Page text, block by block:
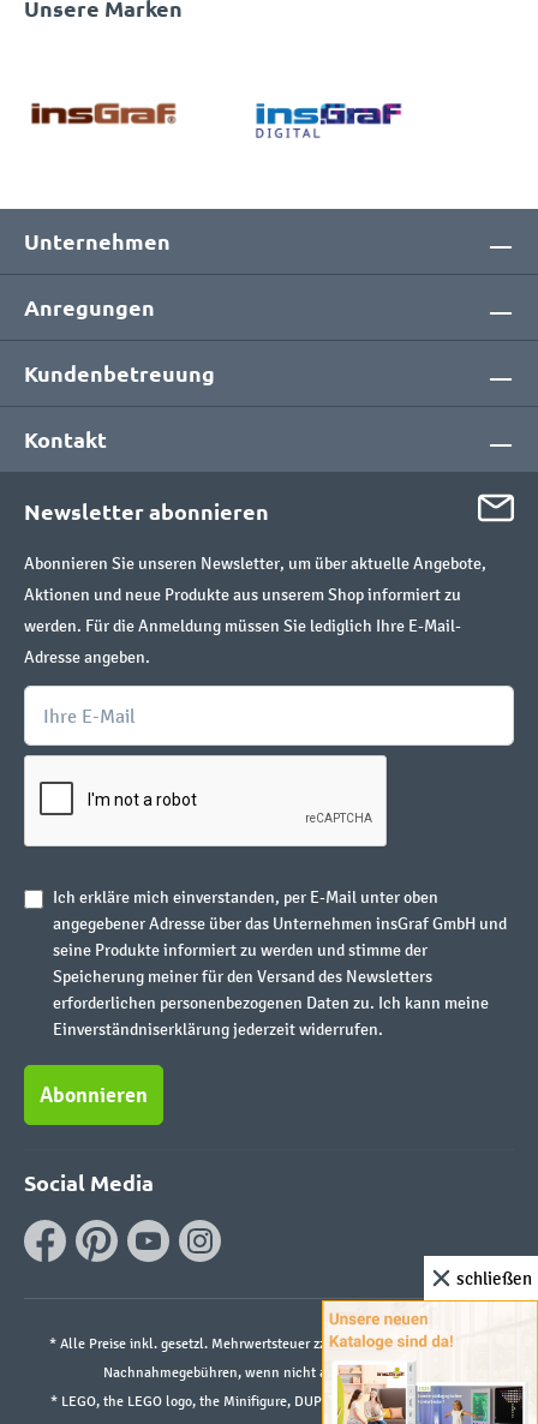
Unsere Marken
Unternehmen
Anregungen
Kundenbetreuung
Kontakt
Newsletter abonnieren
Abonnieren Sie unseren Newsletter, um über aktuelle Angebote,
Aktionen und neue Produkte aus unserem Shop informiert zu
werden. Für die Anmeldung müssen Sie lediglich Ihre E-Mail-
Adresse angeben.
Ich erkläre mich einverstanden, per E-Mail unter oben
angegebener Adresse über das Unternehmen insGraf GmbH und
seine Produkte informiert zu werden und stimme der
Speicherung meiner für den Versand des Newsletters
erforderlichen personenbezogenen Daten zu. Ich kann meine
Einverständniserklärung jederzeit widerrufen.
Abonnieren
Social Media
* Alle Preise inkl. gesetzl. Mehrwertsteuer zzgl.Versandkostenund ggf.
Nachnahmegebühren, wenn nicht anders angegeben.
* LEGO, the LEGO logo, the Minifigure, DUPLO, and the SPIKE logo are
schließen